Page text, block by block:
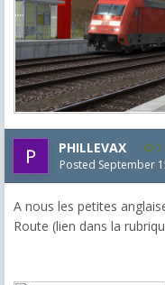
PHILLEVAX
Posted September
A nous les petites
Route (lien dans la